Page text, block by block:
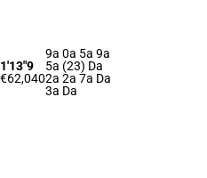
1'13"9
€62,040
9a 0a 5a 9a
5a (23) Da
2a 2a 7a Da
3a Da